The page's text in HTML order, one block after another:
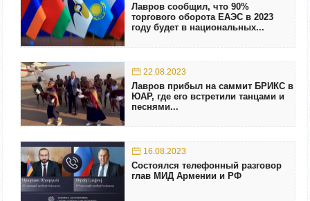
Лавров сообщил, что 90%
торгового оборота ЕАЭС в 2023
году будет в национальных...
22.08.2023
Лавров прибыл на саммит БРИКС в
ЮАР, где его встретили танцами и
песнями...
16.08.2023
Состоялся телефонный разговор
глав МИД Армении и РФ